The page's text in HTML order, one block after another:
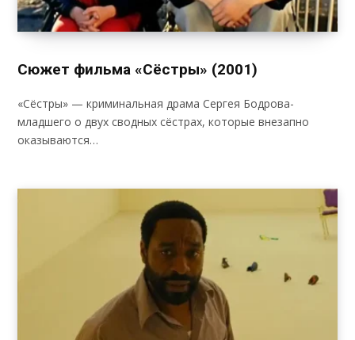
Сюжет фильма «Сёстры» (2001)
«Сёстры» — криминальная драма Сергея Бодрова-
младшего о двух сводных сёстрах, которые внезапно
оказываются…